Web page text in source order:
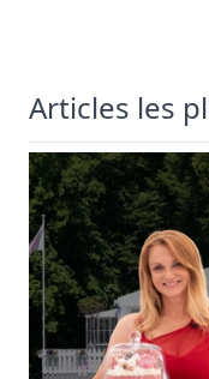
Articles les